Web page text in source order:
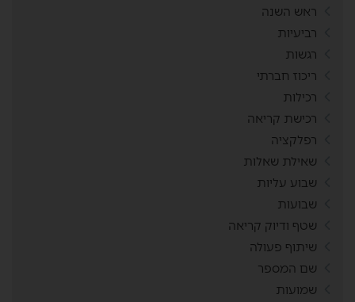
ראש השנה
רביעיות
רגשות
ריכוז חברתי
רכילות
רכישת קריאה
רפלקציה
שאילת שאלות
שבוע עליות
שבועות
שטף ודיוק קריאה
שיתוף פעולה
שם המספר
שמועות